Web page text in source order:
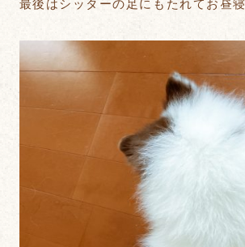
最後はシッターの足にもたれてお昼寝